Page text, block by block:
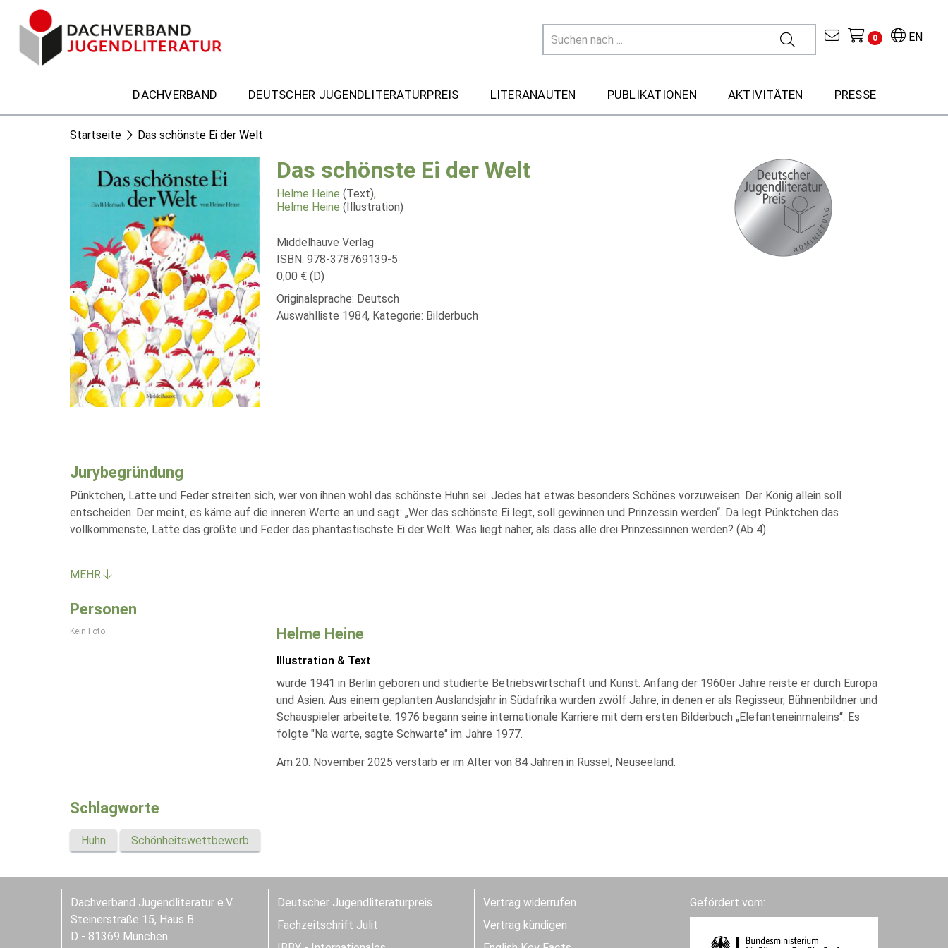
EN
0
DACHVERBAND DEUTSCHER JUGENDLITERATURPREIS LITERANAUTEN PUBLIKATIONEN AKTIVITÄTEN PRESSE
Startseite Das schönste Ei der Welt
Das schönste Ei der Welt
Helme Heine (Text),
Helme Heine (Illustration)
Middelhauve Verlag
ISBN: 978-378769139-5
0,00 € (D)
Originalsprache: Deutsch
Auswahlliste 1984, Kategorie: Bilderbuch
Jurybegründung
Pünktchen, Latte und Feder streiten sich, wer von ihnen wohl das schönste Huhn sei. Jedes hat etwas besonders Schönes vorzuweisen. Der König allein soll
entscheiden. Der meint, es käme auf die inneren Werte an und sagt: „Wer das schönste Ei legt, soll gewinnen und Prinzessin werden“. Da legt Pünktchen das
vollkommenste, Latte das größte und Feder das phantastischste Ei der Welt. Was liegt näher, als dass alle drei Prinzessinnen werden? (Ab 4)
...
MEHR
Personen
Kein Foto Helme Heine
Illustration & Text
wurde 1941 in Berlin geboren und studierte Betriebswirtschaft und Kunst. Anfang der 1960er Jahre reiste er durch Europa
und Asien. Aus einem geplanten Auslandsjahr in Südafrika wurden zwölf Jahre, in denen er als Regisseur, Bühnenbildner und
Schauspieler arbeitete. 1976 begann seine internationale Karriere mit dem ersten Bilderbuch „Elefanteneinmaleins“. Es
folgte "Na warte, sagte Schwarte" im Jahre 1977.
Am 20. November 2025 verstarb er im Alter von 84 Jahren in Russel, Neuseeland.
Schlagworte
Huhn Schönheitswettbewerb
Dachverband Jugendliteratur e.V.
Steinerstraße 15, Haus B
D - 81369 München
Deutscher Jugendliteraturpreis
Fachzeitschrift Julit
Vertrag widerrufen
Vertrag kündigen
Gefördert vom: